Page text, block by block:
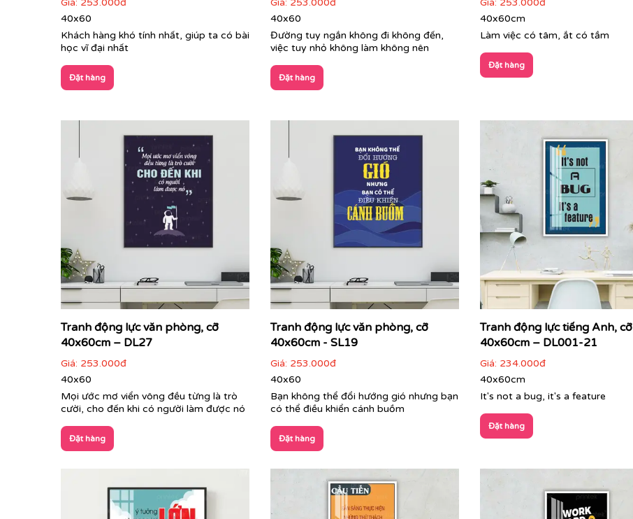
Giá: 253.000đ
40x60
Khách hàng khó tính nhất, giúp ta có bài
học vĩ đại nhất
Đặt hàng
Giá: 253.000đ
40x60
Đường tuy ngắn không đi không đến,
việc tuy nhỏ không làm không nên
Đặt hàng
Giá: 253.000đ
40x60cm
Làm việc có tâm, ắt có tầm
Đặt hàng
Tranh động lực văn phòng, cỡ
40x60cm – DL27
Giá: 253.000đ
40x60
Mọi ước mơ viển vông đều từng là trò
cười, cho đến khi có người làm được nó
Đặt hàng
Tranh động lực văn phòng, cỡ
40x60cm - SL19
Giá: 253.000đ
40x60
Bạn không thể đổi hướng gió nhưng bạn
có thể điều khiển cánh buồm
Đặt hàng
Tranh động lực tiếng Anh, cỡ
40x60cm – DL001-21
Giá: 234.000đ
40x60cm
It's not a bug, it's a feature
Đặt hàng